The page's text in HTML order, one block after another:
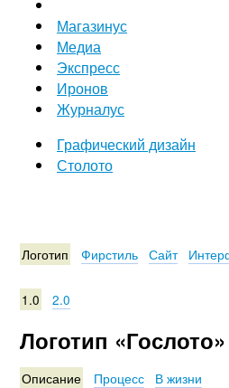
Магазинус
Медиа
Экспресс
Иронов
Журналус
Графический дизайн
Столото
Логотип Фирстиль Сайт
1.0 2.0
Логотип «Гослото»
Описание Процесс В жизни